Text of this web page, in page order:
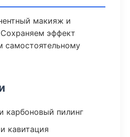
макияж и
эффект
самостоятельному
карбоновый пилинг
кавитация